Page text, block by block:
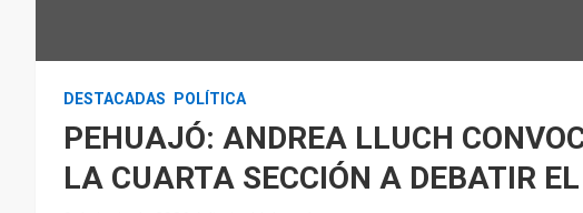
DESTACADAS POLÍTICA
PEHUAJÓ: ANDREA LLUCH
LA CUARTA SECCIÓN A DEBATIR